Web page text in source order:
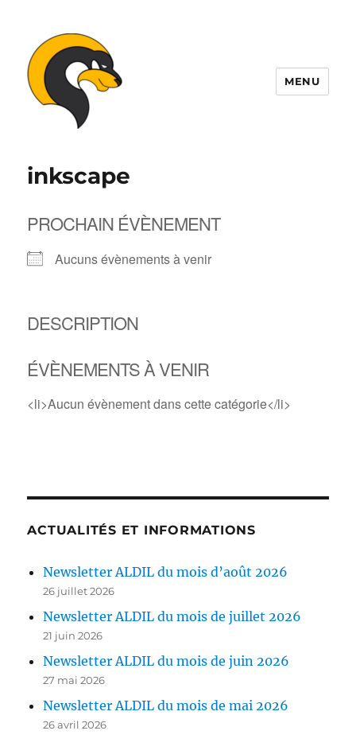
MENU
inkscape
PROCHAIN ÉVÈNEMENT
Aucuns évènements à venir
DESCRIPTION
ÉVÈNEMENTS À VENIR
<li>Aucun évènement dans cette catégorie</li>
ACTUALITÉS ET INFORMATIONS
Newsletter ALDIL du mois d’août 2026
26 juillet 2026
Newsletter ALDIL du mois de juillet 2026
21 juin 2026
Newsletter ALDIL du mois de juin 2026
27 mai 2026
Newsletter ALDIL du mois de mai 2026
26 avril 2026